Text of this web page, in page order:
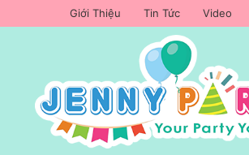
Giới Thiệu Tin Tức Video